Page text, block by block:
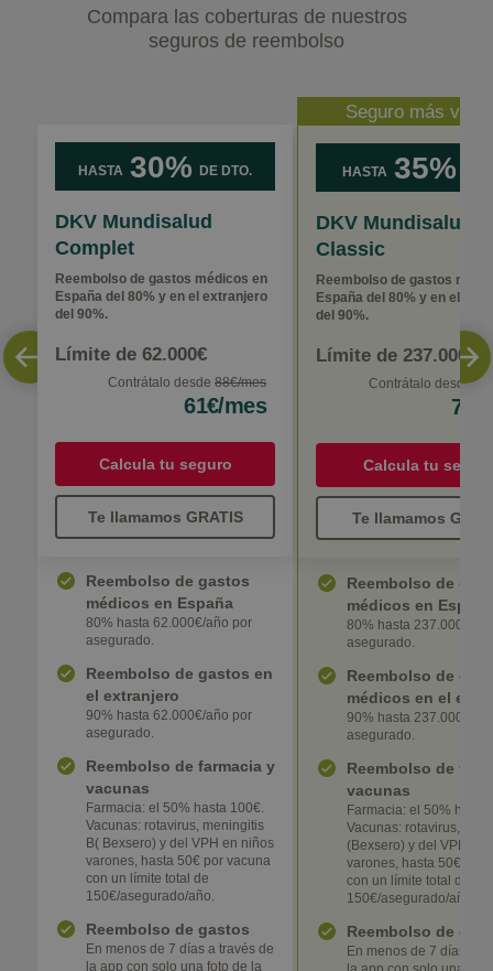
Compara las coberturas de nuestros
seguros de reembolso
HASTA 30% DE DTO.
DKV Mundisalud
Complet
Reembolso de gastos médicos en
España del 80% y en el extranjero
del 90%.
Límite de 62.000€
Contrátalo desde 88€/mes
61€/mes
Calcula tu seguro
Te llamamos GRATIS
Reembolso de gastos
médicos en España
80% hasta 62.000€/año por
asegurado.
Reembolso de gastos en
el extranjero
90% hasta 62.000€/año por
asegurado.
Reembolso de farmacia y
vacunas
Farmacia: el 50% hasta 100€.
Vacunas: rotavirus, meningitis
B( Bexsero) y del VPH en niños
varones, hasta 50€ por vacuna
con un límite total de
150€/asegurado/año.
Reembolso de gastos
En menos de 7 días a través de
la app con solo una foto de la
Seguro más
HASTA 35%
DKV Mundisalud
Classic
Reembolso de gastos
España del 80% y en el
del 90%.
Límite de 237.000€
Contrátalo desde
Calcula tu
Te llamamos
Reembolso de
médicos en España
80% hasta 237.000€/
asegurado.
Reembolso de
médicos en el
90% hasta 237.000€/
asegurado.
Reembolso de
vacunas
Farmacia: el 50% hasta
Vacunas: rotavirus,
(Bexsero) y del VPH en
varones, hasta 50€ por
con un límite total de
150€/asegurado/año.
Reembolso de
En menos de 7 días a